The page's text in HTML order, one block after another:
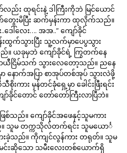
ည်း ထုရင်းနဲ့ ဒါကြီးကိုဘဲ မြင်ယောင်
ေးမိပြီး ဆက်မှန်းကာ ထုလိုက်သည်။
ဒေါ်လေး…. အအ..” ကျော်ခိုင်
ထွက်သွားပြီး သူ့လက်မှာပေပွသွား
ယခုမှဘဲ ကျော်ခိုင်ရဲ့ ကြွတက်နေ
ာယီငြိမ်သက် သွားလေတော့သည်။ ညနေ
နောက်အပြာ စာအုပ်တစ်အုပ် သွားလဲဖို့
ကား မှန်တင်ခုံရှေ့မှာ ခေါင်းဖြီးရင်း
ော်ခိုင်တောင် တော်တော်ကြီးလာပြီဘဲ။
ြစ်သည်။ ကျော်ခိုင်အဖေနှင့်သူမကား
။ သူမ တက္ကသိုလ်တက်ရင်း သူမယောင်္
ားခဲ့သည်။ ကိုကျင်လွန်ကား တရုတ်။ သူမ
င်းဆိုသော သမီးလေးတစ်ယောက်ရှိ